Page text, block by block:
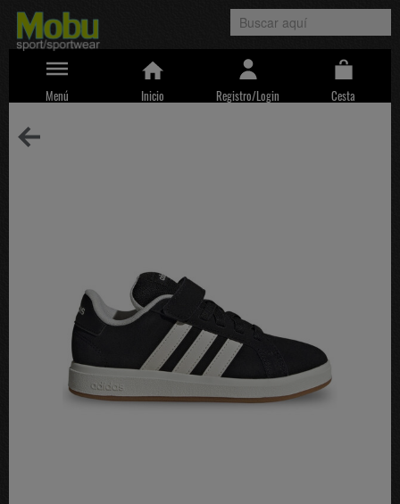
Menú Inicio Registro/Login Cesta